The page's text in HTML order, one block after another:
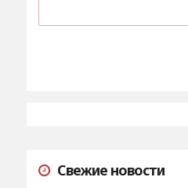
Свежие новости